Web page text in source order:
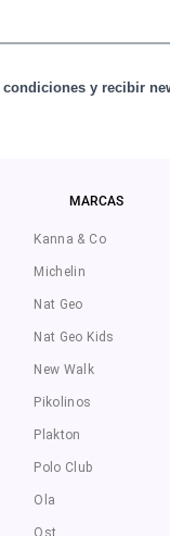
condiciones y recibir
MARCAS
Kanna & Co
Michelin
Nat Geo
Nat Geo Kids
New Walk
Pikolinos
Plakton
Polo Club
Ola